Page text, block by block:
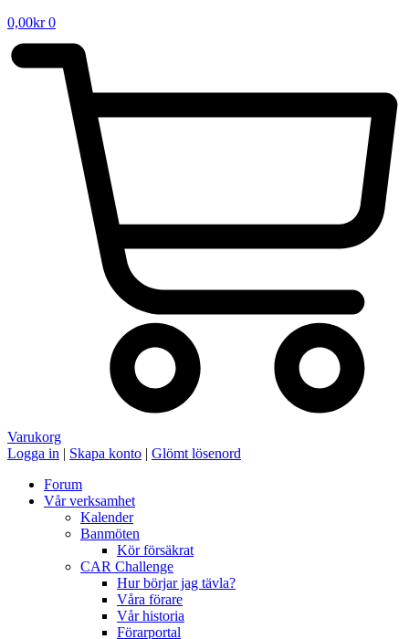
0,00kr 0
Varukorg
Logga in | Skapa konto | Glömt lösenord
Forum
Vår verksamhet
Kalender
Banmöten
Kör försäkrat
CAR Challenge
Hur börjar jag tävla?
Våra förare
Vår historia
Förarportal